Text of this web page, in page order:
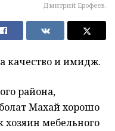
Дмитрий Ерофеев.
качество и имидж.
района,
Махай хорошо
хозяин мебельного